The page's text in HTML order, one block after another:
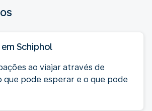
Schiphol
ao viajar através de
que pode esperar e o que pode